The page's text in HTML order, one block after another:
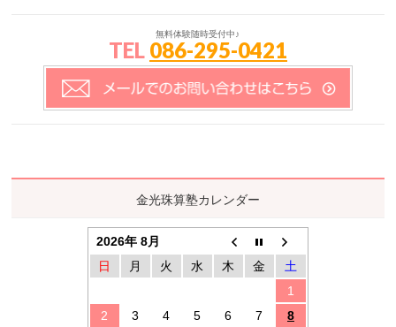
無料体験随時受付中♪
TEL 086-295-0421
金光珠算塾カレンダー
2026年 8月
日
月 火 水 木 金
土
1
2
3 4 5 6 7
8